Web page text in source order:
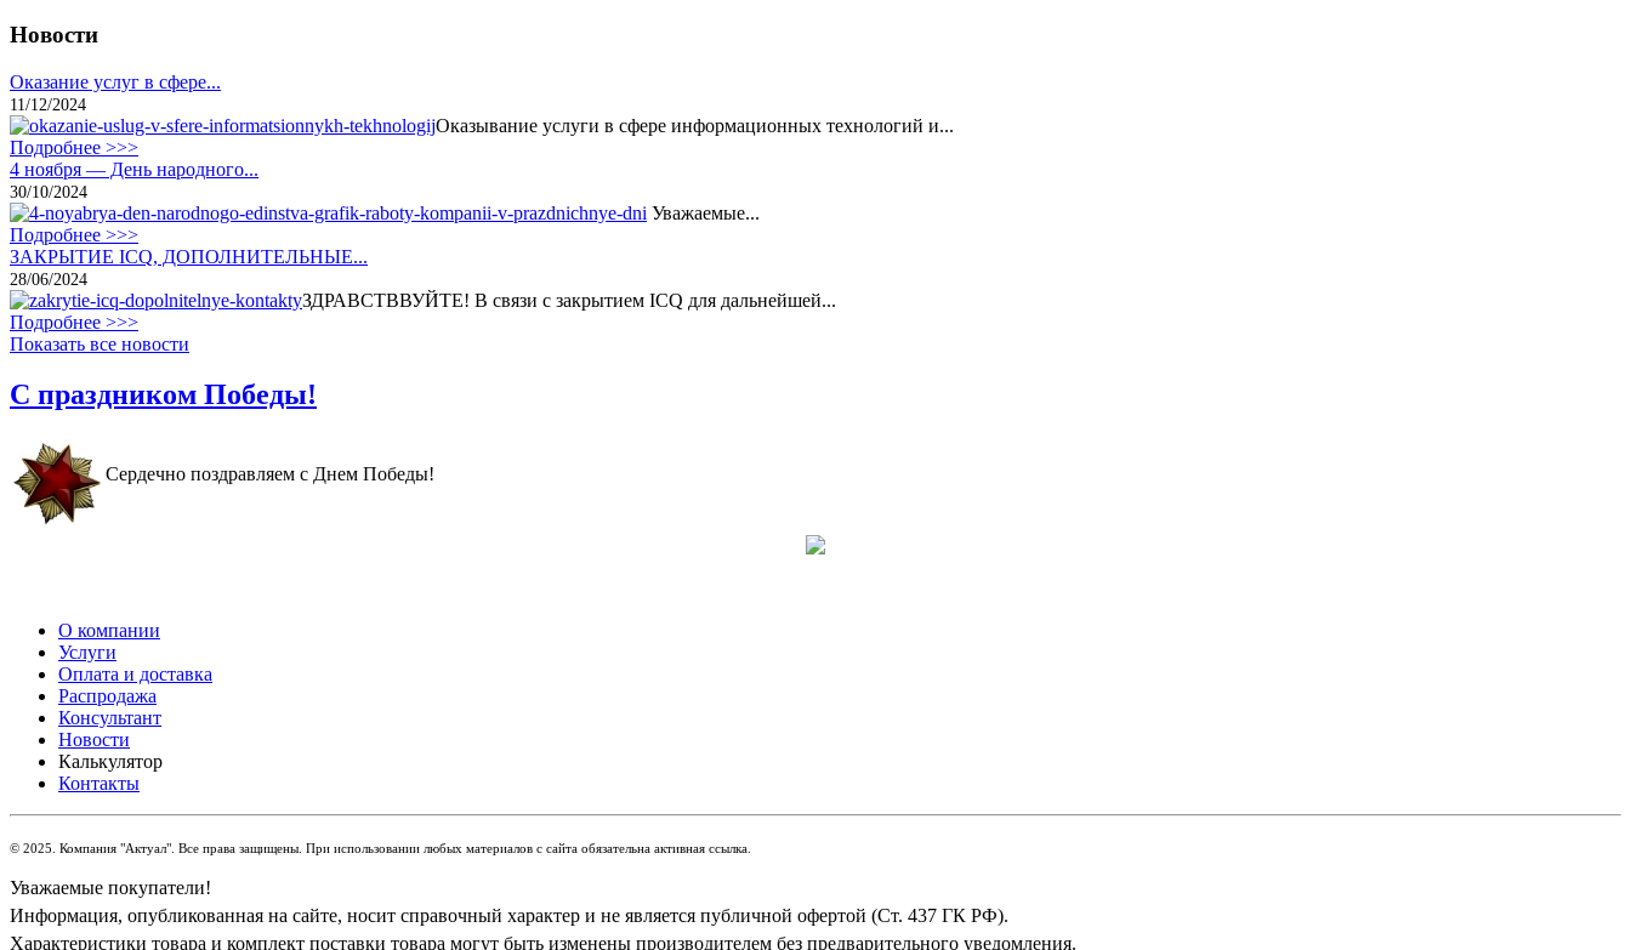
Новости
Оказание услуг в сфере...
11/12/2024
Оказывание услуги в сфере информационных технологий и...
Подробнее >>>
4 ноября — День народного...
30/10/2024
Уважаемые...
Подробнее >>>
ЗАКРЫТИЕ ICQ, ДОПОЛНИТЕЛЬНЫЕ...
28/06/2024
ЗДРАВСТВВУЙТЕ! В связи с закрытием ICQ для дальнейшей...
Подробнее >>>
Показать все новости
С праздником Победы!
Сердечно поздравляем с Днем Победы!
О компании
Услуги
Оплата и доставка
Распродажа
Консультант
Новости
Калькулятор
Контакты
© 2025. Компания "Актуал". Все права защищены. При использовании любых материалов с сайта обязательна активная ссылка.
Уважаемые покупатели!
Информация, опубликованная на сайте, носит справочный характер и не является публичной офертой (Ст. 437 ГК РФ).
Характеристики товара и комплект поставки товара могут быть изменены производителем без предварительного уведомления.